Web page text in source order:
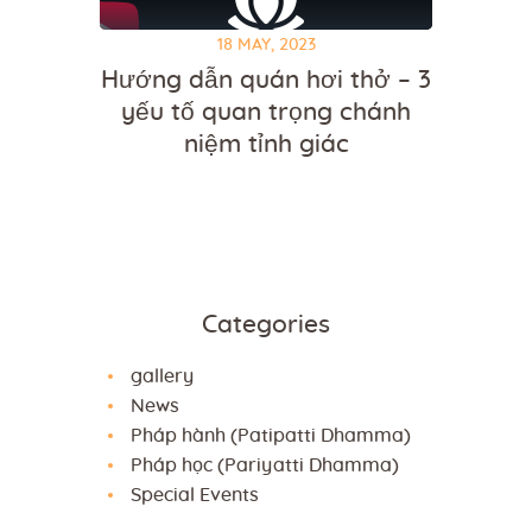
18 MAY, 2023
Hướng dẫn quán hơi thở – 3
yếu tố quan trọng chánh
niệm tỉnh giác
Categories
gallery
News
Pháp hành (Patipatti Dhamma)
Pháp học (Pariyatti Dhamma)
Special Events